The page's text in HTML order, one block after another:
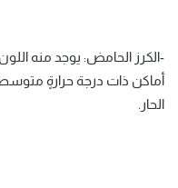
-الكرز الحامض: يوجد منه
أماكن ذات درجة حرارةٍ متوسطةٍ
الحار.